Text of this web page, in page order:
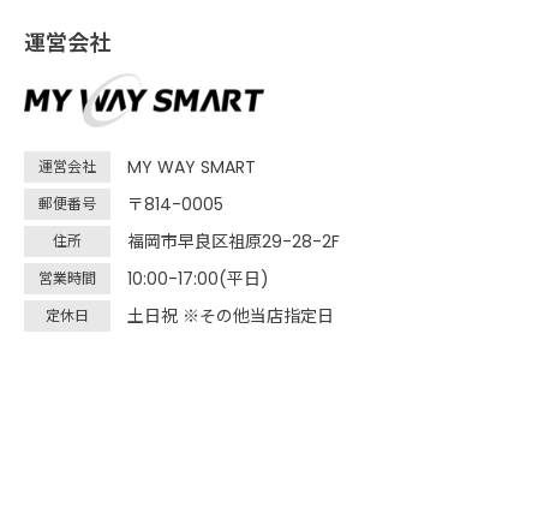
運営会社
運営会社 MY WAY SMART
郵便番号 〒814-0005
住所 福岡市早良区祖原29-28-2F
営業時間 10:00-17:00(平日)
定休日 土日祝 ※その他当店指定日